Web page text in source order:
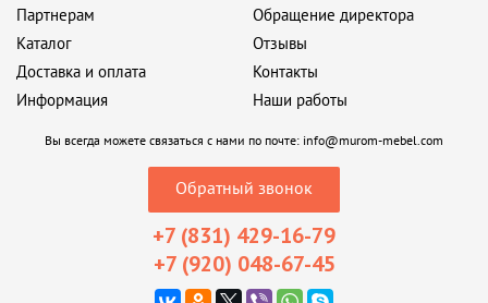
Партнерам
Каталог
Доставка и оплата
Информация
Обращение директора
Отзывы
Контакты
Наши работы
Вы всегда можете связаться с нами по почте: info@murom-mebel.com
Обратный звонок
+7 (831) 429-16-79
+7 (920) 048-67-45